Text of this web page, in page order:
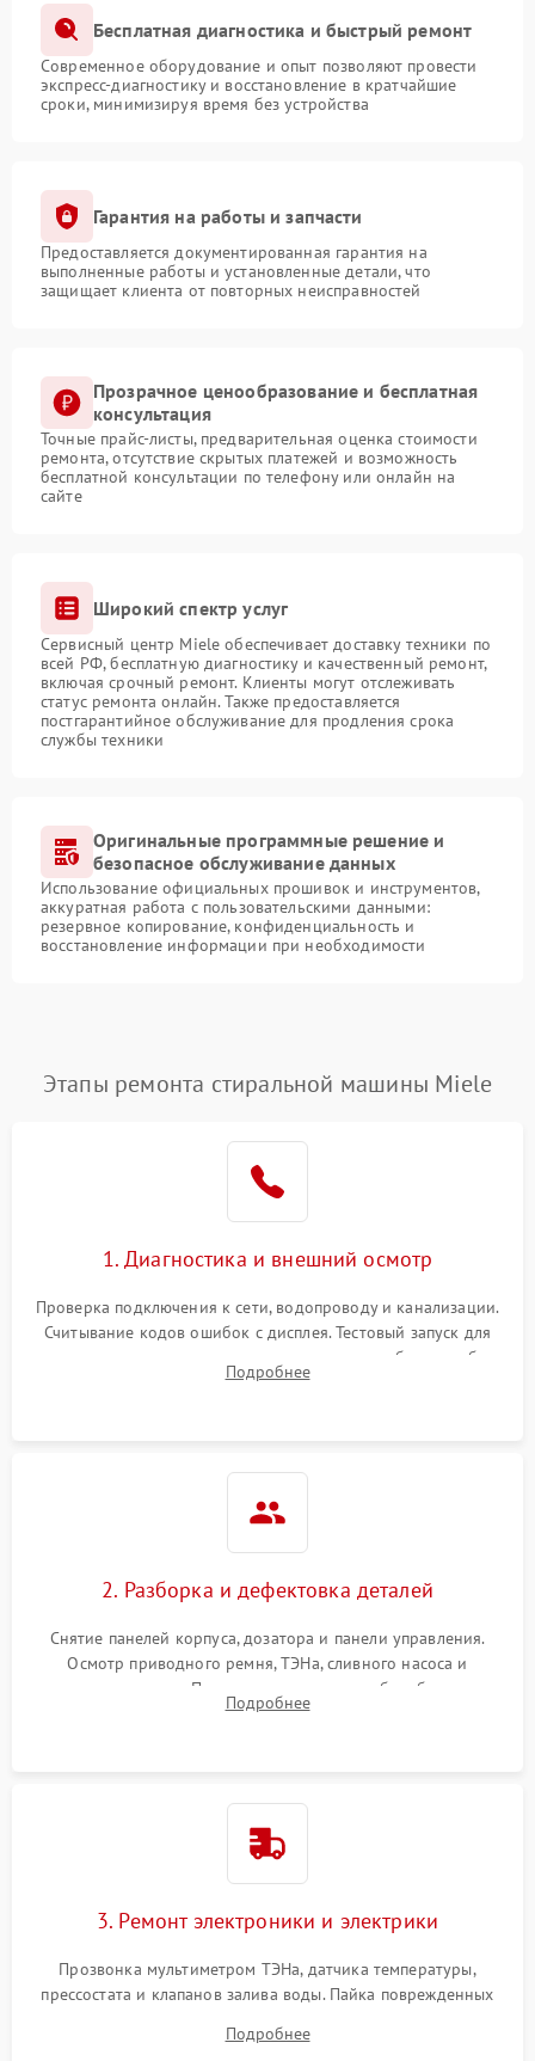
Бесплатная диагностика и быстрый ремонт
Современное оборудование и опыт позволяют провести
экспресс-диагностику и восстановление в кратчайшие
сроки, минимизируя время без устройства
Гарантия на работы и запчасти
Предоставляется документированная гарантия на
выполненные работы и установленные детали, что
защищает клиента от повторных неисправностей
Прозрачное ценообразование и бесплатная
консультация
Точные прайс-листы, предварительная оценка стоимости
ремонта, отсутствие скрытых платежей и возможность
бесплатной консультации по телефону или онлайн на
сайте
Широкий спектр услуг
Сервисный центр Miele обеспечивает доставку техники по
всей РФ, бесплатную диагностику и качественный ремонт,
включая срочный ремонт. Клиенты могут отслеживать
статус ремонта онлайн. Также предоставляется
постгарантийное обслуживание для продления срока
службы техники
Оригинальные программные решение и
безопасное обслуживание данных
Использование официальных прошивок и инструментов,
аккуратная работа с пользовательскими данными:
резервное копирование, конфиденциальность и
восстановление информации при необходимости
Этапы ремонта стиральной машины Miele
1. Диагностика и внешний осмотр
Проверка подключения к сети, водопроводу и канализации.
Считывание кодов ошибок с дисплея. Тестовый запуск для
выявления посторонних шумов, протечек или сбоев в работе
электронного модуля управления.
Подробнее
2. Разборка и дефектовка деталей
Снятие панелей корпуса, дозатора и панели управления.
Осмотр приводного ремня, ТЭНа, сливного насоса и
амортизаторов. Проверка подшипников барабана и
крестовины на износ, а манжеты люка на разрывы.
Подробнее
3. Ремонт электроники и электрики
Прозвонка мультиметром ТЭНа, датчика температуры,
прессостата и клапанов залива воды. Пайка поврежденных
Восстановление целостности проводки и контактов.
Подробнее